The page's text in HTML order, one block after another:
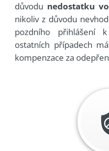
důvodu nedostatku
nikoliv z důvodu
pozdního přihlášení
ostatních případech
kompenzace za